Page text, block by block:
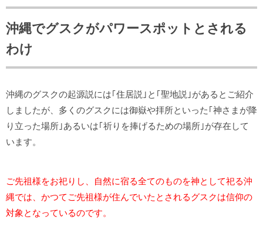
沖縄でグスクがパワースポットとされる
わけ
沖縄のグスクの起源説には｢住居説｣と｢聖地説｣があるとご紹介
しましたが、多くのグスクには御嶽や拝所といった｢神さまが降
り立った場所｣あるいは｢祈りを捧げるための場所｣が存在して
います。
ご先祖様をお祀りし、自然に宿る全てのものを神として祀る沖
縄では、かつてご先祖様が住んでいたとされるグスクは信仰の
対象となっているのです。